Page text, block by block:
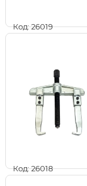
Код: 26019
Код: 26018